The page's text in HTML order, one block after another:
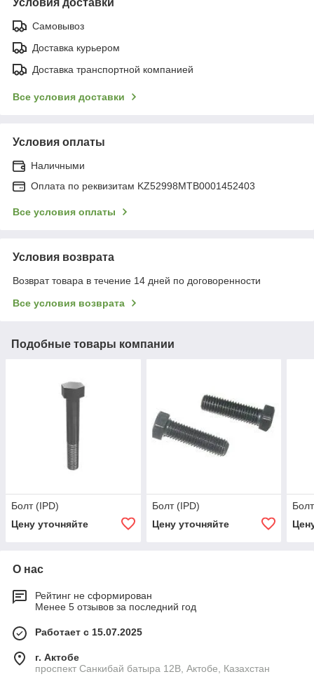
Самовывоз
Доставка курьером
Доставка транспортной компанией
Все условия доставки
Условия оплаты
Наличными
Оплата по реквизитам KZ52998MTB0001452403
Все условия оплаты
Условия возврата
Возврат товара в течение 14 дней по договоренности
Все условия возврата
Подобные товары компании
Болт (IPD)
Цену уточняйте
Болт (IPD)
Цену уточняйте
О нас
Рейтинг не сформирован
Менее 5 отзывов за последний год
Работает с 15.07.2025
г. Актобе
проспект Санкибай батыра 12В, Актобе, Казахстан